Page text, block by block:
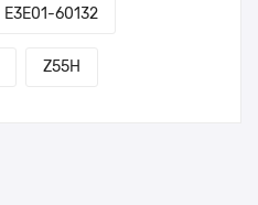
E3E01-60132
Z55H